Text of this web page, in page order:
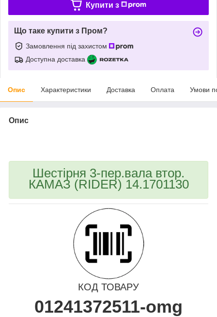
Купити з
Що таке купити з Пром?
Замовлення під захистом
Доступна доставка
Опис Характеристики Доставка Оплата Умови
Опис
Шестірня 3-пер.вала втор.
КАМАЗ (RIDER) 14.1701130
КОД ТОВАРУ
01241372511-omg